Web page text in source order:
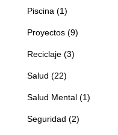
Piscina (1)
Proyectos(9)
Reciclaje(3)
Salud (22)
Salud Mental(1)
Seguridad (2)